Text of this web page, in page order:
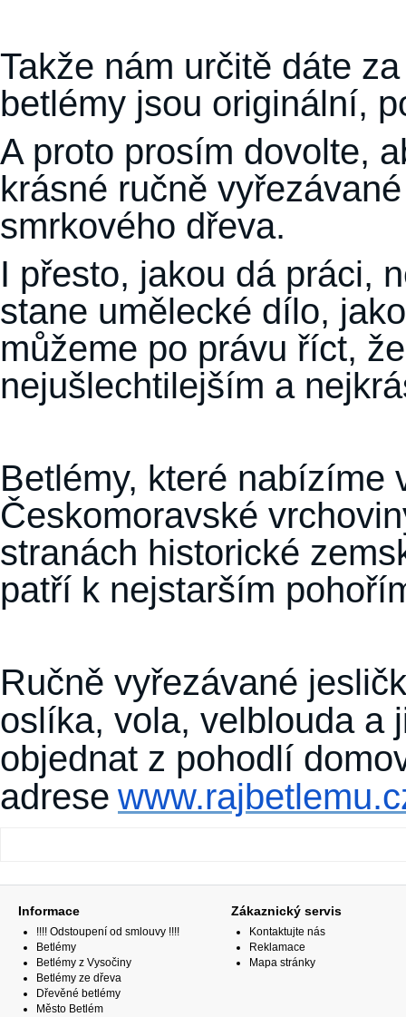
Takže nám určitě dáte
betlémy jsou originální,
A proto prosím dovolte,
krásné ručně
smrkového dřeva.
I přesto, jakou dá práci,
stane umělecké dílo,
můžeme po právu říct,
nejušlechtilejším a
Betlémy, které nabízíme
Českomoravské
stranách historické
patří k nejstarším
Ručně vyřezávané
oslíka, vola, velblouda a
objednat z pohodlí
adrese
Informace
!!!! Odstoupení od smlouvy !!!!
Betlémy
Betlémy z Vysočiny
Betlémy ze dřeva
Dřevěné betlémy
Město Betlém
Zákaznický servis
Kontaktujte nás
Reklamace
Mapa stránky